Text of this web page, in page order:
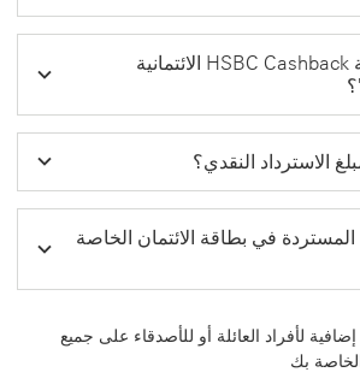
ما هي رسوم بطاقة HSBC Cashback الائتمانية
الاسترداد النقدي؟
المستردة في بطاقة الائتمان الخاصة
إضافية لأفراد العائلة أو للأصدقاء على جميع